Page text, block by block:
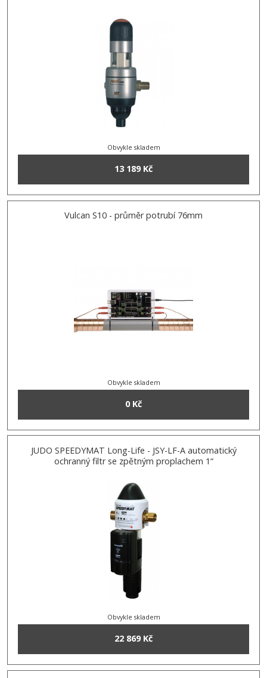
Obvykle skladem
13 189 Kč
Vulcan S10 - průměr potrubí 76mm
Obvykle skladem
0 Kč
JUDO SPEEDYMAT Long-Life - JSY-LF-A automatický
ochranný filtr se zpětným proplachem 1“
Obvykle skladem
22 869 Kč